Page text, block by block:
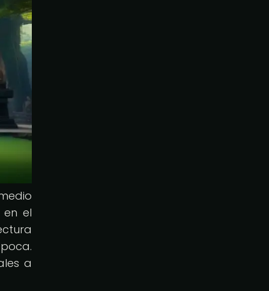
el
a